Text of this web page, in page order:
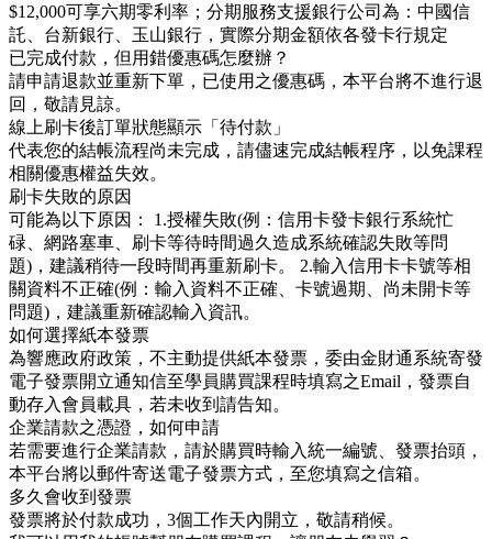
$12,000可享六期零利率；分期服務支援銀行公司為：中國信
託、台新銀行、玉山銀行，實際分期金額依各發卡行規定
已完成付款，但用錯優惠碼怎麼辦？
請申請退款並重新下單，已使用之優惠碼，本平台將不進行退
回，敬請見諒。
線上刷卡後訂單狀態顯示「待付款」
代表您的結帳流程尚未完成，請儘速完成結帳程序，以免課程
相關優惠權益失效。
刷卡失敗的原因
可能為以下原因： 1.授權失敗(例：信用卡發卡銀行系統忙
碌、網路塞車、刷卡等待時間過久造成系統確認失敗等問
題)，建議稍待一段時間再重新刷卡。 2.輸入信用卡卡號等相
關資料不正確(例：輸入資料不正確、卡號過期、尚未開卡等
問題)，建議重新確認輸入資訊。
如何選擇紙本發票
為響應政府政策，不主動提供紙本發票，委由金財通系統寄發
電子發票開立通知信至學員購買課程時填寫之Email，發票自
動存入會員載具，若未收到請告知。
企業請款之憑證，如何申請
若需要進行企業請款，請於購買時輸入統一編號、發票抬頭，
本平台將以郵件寄送電子發票方式，至您填寫之信箱。
多久會收到發票
發票將於付款成功，3個工作天內開立，敬請稍候。